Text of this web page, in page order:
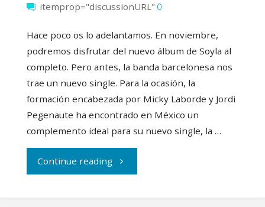
itemprop="discussionURL" 0
Hace poco os lo adelantamos. En noviembre,
podremos disfrutar del nuevo álbum de Soyla al
completo. Pero antes, la banda barcelonesa nos
trae un nuevo single. Para la ocasión, la
formación encabezada por Micky Laborde y Jordi
Pegenaute ha encontrado en México un
complemento ideal para su nuevo single, la …
Continue reading"Los